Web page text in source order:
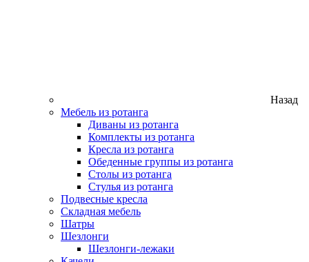
Назад
Мебель из ротанга
Диваны из ротанга
Комплекты из ротанга
Кресла из ротанга
Обеденные группы из ротанга
Столы из ротанга
Стулья из ротанга
Подвесные кресла
Складная мебель
Шатры
Шезлонги
Шезлонги-лежаки